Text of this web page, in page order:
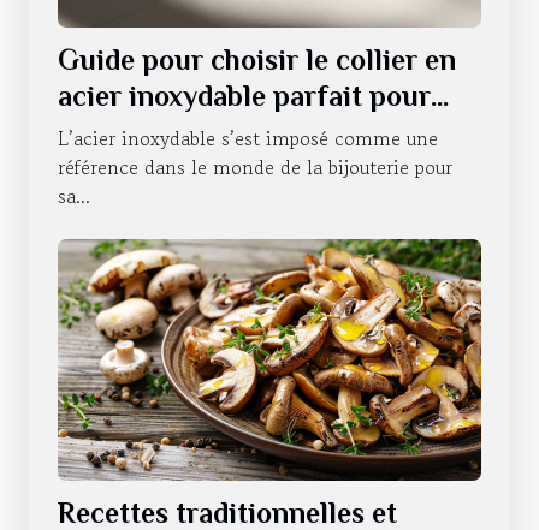
Guide pour choisir le collier en
acier inoxydable parfait pour
chaque occasion
L’acier inoxydable s’est imposé comme une
référence dans le monde de la bijouterie pour
sa...
Recettes traditionnelles et